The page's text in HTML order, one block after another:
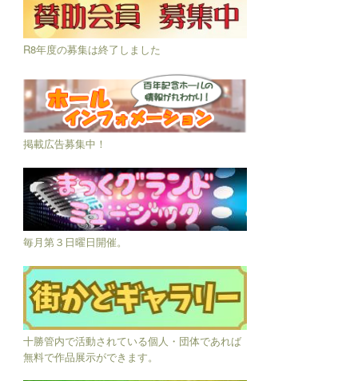
R8年度の募集は終了しました
掲載広告募集中！
毎月第３日曜日開催。
十勝管内で活動されている個人・団体であれば
無料で作品展示ができます。